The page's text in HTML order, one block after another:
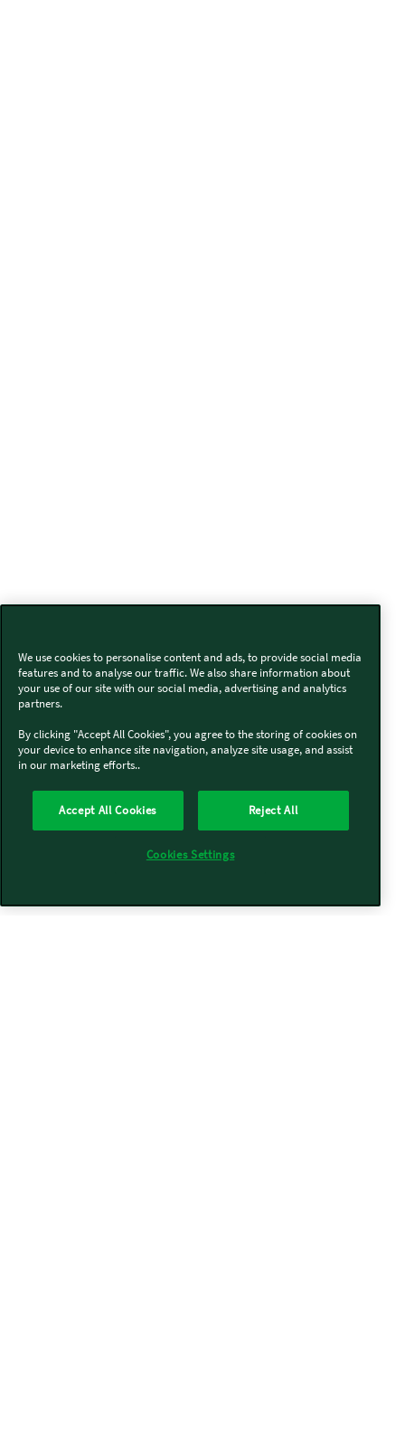
We use cookies to personalise content and ads, to provide social media
features and to analyse our traffic. We also share information about
your use of our site with our social media, advertising and analytics
partners.
By clicking "Accept All Cookies", you agree to the storing of cookies on
your device to enhance site navigation, analyze site usage, and assist
in our marketing efforts..
Accept All Cookies Reject All
Cookies Settings